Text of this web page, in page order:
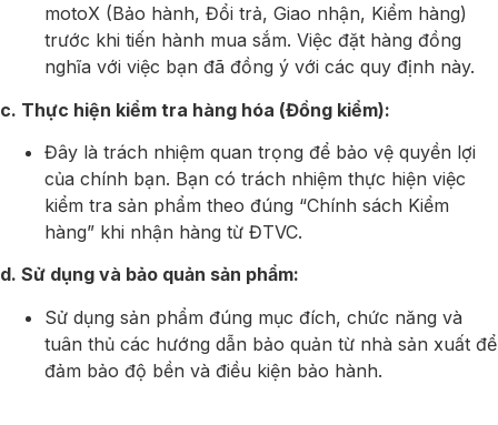
motoX (Bảo hành, Đổi trả, Giao nhận, Kiểm hàng)
trước khi tiến hành mua sắm. Việc đặt hàng đồng
nghĩa với việc bạn đã đồng ý với các quy định này.
c. Thực hiện kiểm tra hàng hóa (Đồng kiểm):
Đây là trách nhiệm quan trọng để bảo vệ quyền lợi
của chính bạn. Bạn có trách nhiệm thực hiện việc
kiểm tra sản phẩm theo đúng “Chính sách Kiểm
hàng” khi nhận hàng từ ĐTVC.
d. Sử dụng và bảo quản sản phẩm:
Sử dụng sản phẩm đúng mục đích, chức năng và
tuân thủ các hướng dẫn bảo quản từ nhà sản xuất để
đảm bảo độ bền và điều kiện bảo hành.